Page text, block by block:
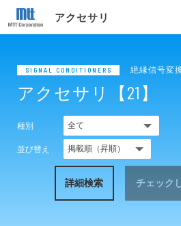
アクセサリ
SIGNAL CONDITIONERS 絶縁信号変
アクセサリ【21】
種別
並び替え
詳細検索 チェック